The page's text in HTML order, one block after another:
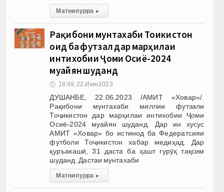
Матни пурра ▸
Рақибони мунтахаби Тоҷикистон
оид ба футзал дар марҳилаи
интихобии Ҷоми Осиё-2024
муайян шуданд
🕔 18:49, 22.Июн 2023
ДУШАНБЕ, 22.06.2023 /АМИТ «Ховар»/.
Рақибони мунтахаби миллии футзали
Тоҷикистон дар марҳилаи интихобии Ҷоми
Осиё-2024 муайян шуданд. Дар ин хусус
АМИТ «Ховар» бо истинод ба Федератсияи
футболи Тоҷикистон хабар медиҳад. Дар
қуръакашӣ, 31 даста ба ҳашт гурӯҳ тақсим
шуданд. Дастаи мунтахаби
Матни пурра ▸